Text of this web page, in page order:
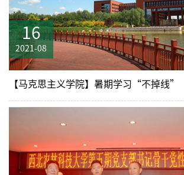
16
2021-08
【马克思主义学院】暑期学习“不掉线”